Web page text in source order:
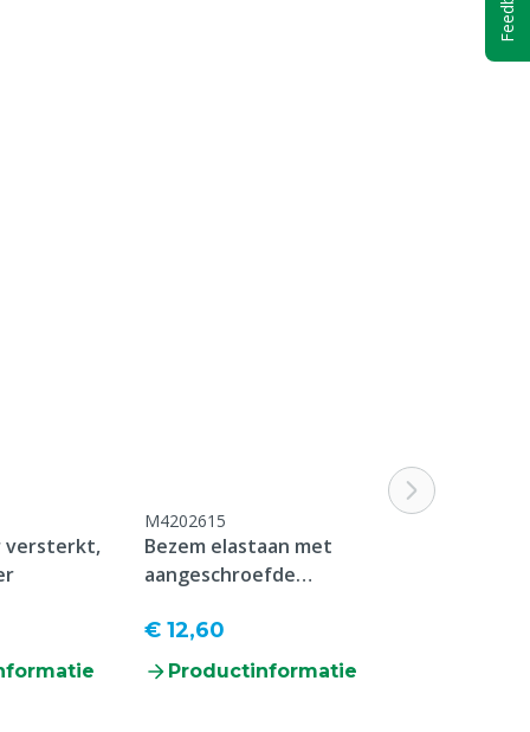
versterkt,
M4202615
Bezem elastaan met
aangeschroefde
€ 12,60
Productinformatie
M6304210